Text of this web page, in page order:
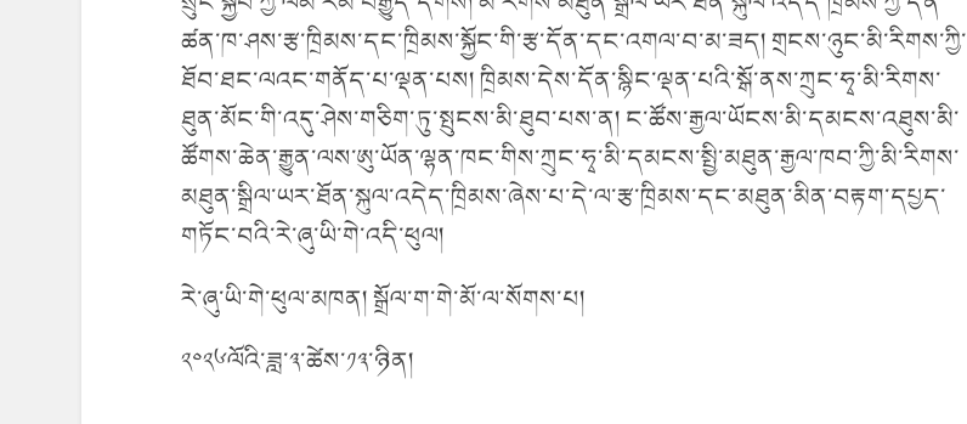
ཚན་ཁ་ཤས་རྩ་ཁྲིམས་དང་ཁྲིམས་སྐྱོང་གི་རྩ་དོན་དང་འགལ་བ་མ་ཟད། གྲངས་ཉུང་མི་རིགས་ཀྱི་
ཐོབ་ཐང་ལའང་གནོད་པ་ལྡན་པས། ཁྲིམས་དེས་དོན་སྙིང་ལྡན་པའི་སྒོ་ནས་ཀྲུང་ཧྭ་མི་རིགས་
ཐུན་མོང་གི་འདུ་ཤེས་གཅིག་ཏུ་སྤུངས་མི་ཐུབ་པས་ན། ང་ཚོས་རྒྱལ་ཡོངས་མི་དམངས་འཐུས་མི་
ཚོགས་ཆེན་རྒྱུན་ལས་ཨུ་ཡོན་ལྷན་ཁང་གིས་ཀྲུང་ཧྭ་མི་དམངས་སྤྱི་མཐུན་རྒྱལ་ཁབ་ཀྱི་མི་རིགས་
མཐུན་སྒྲིལ་ཡར་ཐོན་སྐུལ་འདེད་ཁྲིམས་ཞེས་པ་དེ་ལ་རྩ་ཁྲིམས་དང་མཐུན་མིན་བརྟག་དཔྱད་
གཏོང་བའི་རེ་ཞུ་ཡི་གེ་འདི་ཕུལ།
རེ་ཞུ་ཡི་གེ་ཕུལ་མཁན། སྒྲོལ་ག་གེ་མོ་ལ་སོགས་པ།
༢༠༢༦ལོའི་ཟླ་༣་ཚེས་༡༣་ཉིན།